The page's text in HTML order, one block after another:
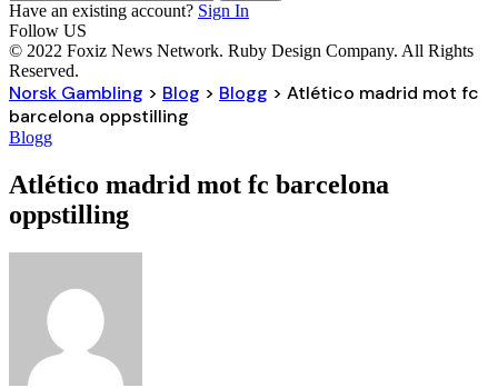
Have an existing account? Sign In
Follow US
© 2022 Foxiz News Network. Ruby Design Company. All Rights
Reserved.
Norsk Gambling > Blog > Blogg > Atlético madrid mot fc
barcelona oppstilling
Blogg
Atlético madrid mot fc barcelona
oppstilling